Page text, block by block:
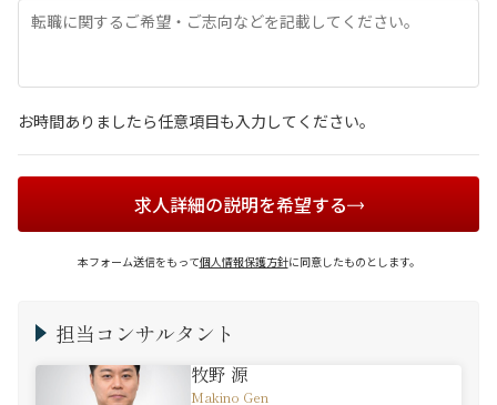
お時間ありましたら任意項目も入力してください。
求人詳細の説明を希望する
本フォーム送信をもって個人情報保護方針に同意したものとします。
担当コンサルタント
牧野 源
Makino Gen